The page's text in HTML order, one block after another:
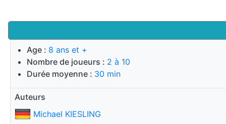
Age : 8 ans et +
Nombre de joueurs : 2 à 10
Durée moyenne : 30 min
Auteurs
Michael KIESLING